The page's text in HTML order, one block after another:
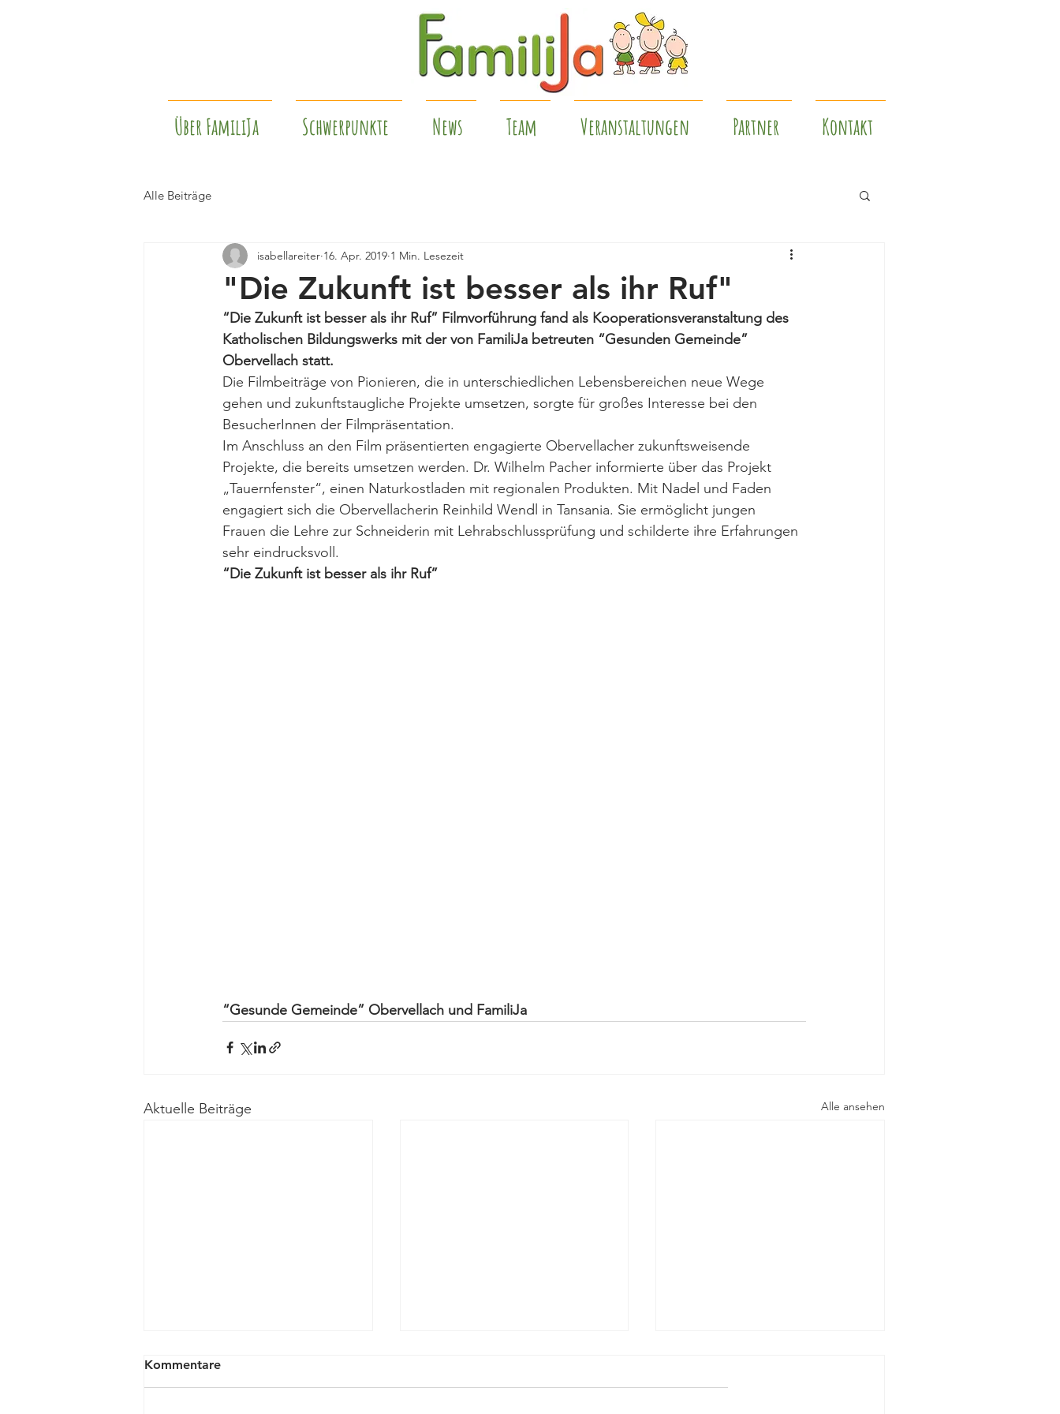
Über FamiliJa Schwerpunkte News Team Veranstaltungen Partner Kontakt
Alle Beiträge
"Die Zukunft ist besser als ihr Ruf"
isabellareiter 16. Apr. 2019 1 Min. Lesezeit
“Die Zukunft ist besser als ihr Ruf” Filmvorführung fand als Kooperationsveranstaltung des
Katholischen Bildungswerks mit der von FamiliJa betreuten “Gesunden Gemeinde”
Obervellach statt.
Die Filmbeiträge von Pionieren, die in unterschiedlichen Lebensbereichen neue Wege
gehen und zukunftstaugliche Projekte umsetzen, sorgte für großes Interesse bei den
BesucherInnen der Filmpräsentation.
Im Anschluss an den Film präsentierten engagierte Obervellacher zukunftsweisende
Projekte, die bereits umsetzen werden. Dr. Wilhelm Pacher informierte über das Projekt
„Tauernfenster“, einen Naturkostladen mit regionalen Produkten. Mit Nadel und Faden
engagiert sich die Obervellacherin Reinhild Wendl in Tansania. Sie ermöglicht jungen
Frauen die Lehre zur Schneiderin mit Lehrabschlussprüfung und schilderte ihre Erfahrungen
sehr eindrucksvoll.
“Die Zukunft ist besser als ihr Ruf”
“Gesunde Gemeinde” Obervellach und FamiliJa
Aktuelle Beiträge Alle ansehen
Kommentare